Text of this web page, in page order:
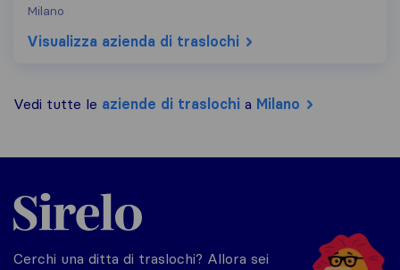
Milano
Visualizza azienda di traslochi
Vedi tutte le aziende di traslochi a Milano
Sirelo.it
Cerchi una ditta di traslochi? Allora sei